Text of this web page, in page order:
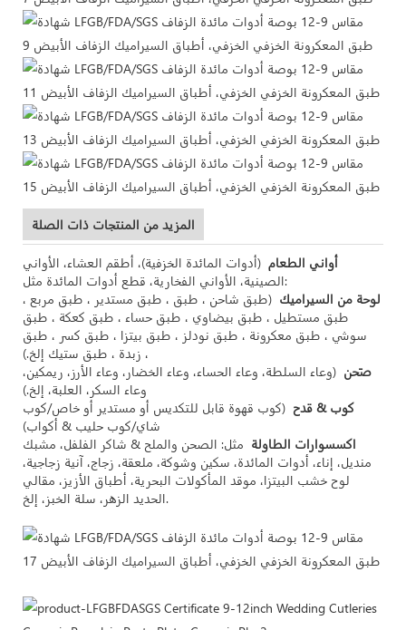
المزيد من المنتجات ذات الصلة
أواني الطعام (أدوات المائدة الخزفية)، أطقم العشاء، الأواني
الصينية، الأواني الفخارية، قطع أدوات المائدة مثل:
لوحة من السيراميك (طبق شاحن ، طبق ، طبق مستدير ، طبق مربع ،
طبق مستطيل ، طبق بيضاوي ، طبق حساء ، طبق كعكة ، طبق
سوشي ، طبق معكرونة ، طبق نودلز ، طبق بيتزا ، طبق كسر ، طبق
زبدة ، طبق ستيك إلخ.) ،
صَحن (وعاء السلطة، وعاء الحساء، وعاء الخضار، وعاء الأرز، ريمكين،
وعاء السكر، العلبة، إلخ.)
كوب & قدح (كوب قهوة قابل للتكديس أو مستدير أو خاص/كوب
اكسسوارات الطاولة مثل: الصحن والملح & شاكر الفلفل، مشبك
منديل، إناء، أدوات المائدة، سكين وشوكة، ملعقة، زجاج، آنية زجاجية،
لوح خشب البيتزا، موقد المأكولات البحرية، أطباق الأزيز، مقالي
الحديد الزهر، سلة الخبز، إلخ.